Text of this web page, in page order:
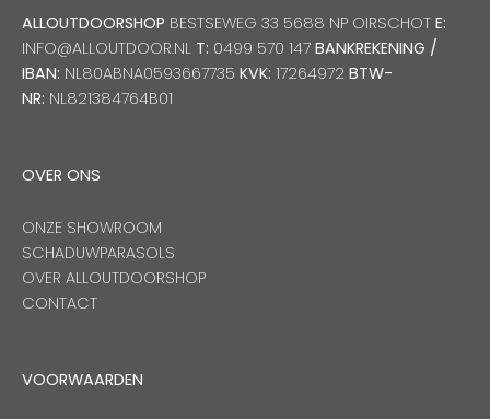
ALLOUTDOORSHOP BESTSEWEG 33 5688 NP OIRSCHOT E:
INFO@ALLOUTDOOR.NL T: 0499 570 147 BANKREKENING /
IBAN: NL80ABNA0593667735 KVK: 17264972 BTW-
NR: NL821384764B01
OVER ONS
ONZE SHOWROOM
SCHADUWPARASOLS
OVER ALLOUTDOORSHOP
CONTACT
VOORWAARDEN